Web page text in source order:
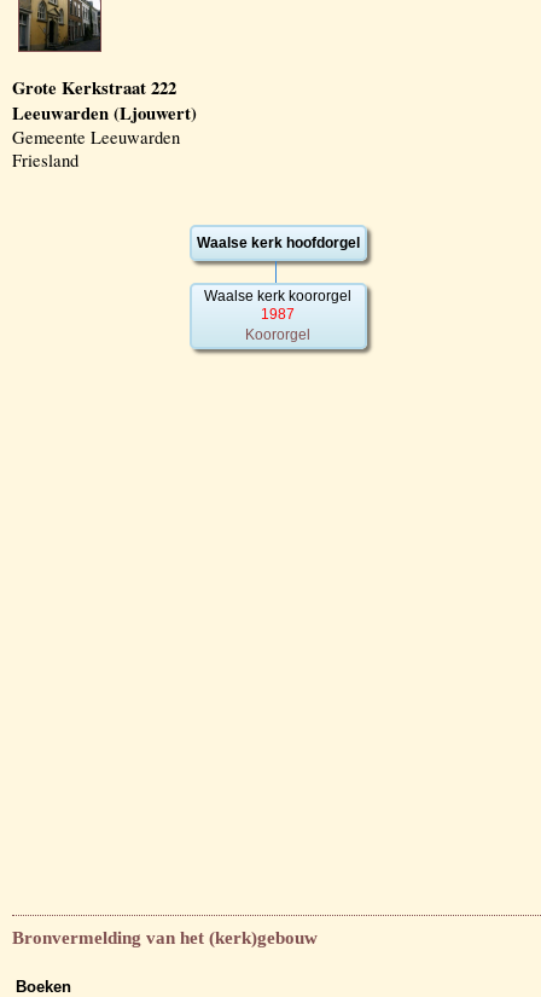
Grote Kerkstraat 222
Leeuwarden (Ljouwert)
Gemeente Leeuwarden
Friesland
Waalse kerk hoofdorgel
Waalse kerk koororgel
1987
Koororgel
Bronvermelding van het (kerk)gebouw
Boeken